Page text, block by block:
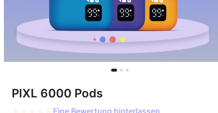
PIXL 6000 Pods